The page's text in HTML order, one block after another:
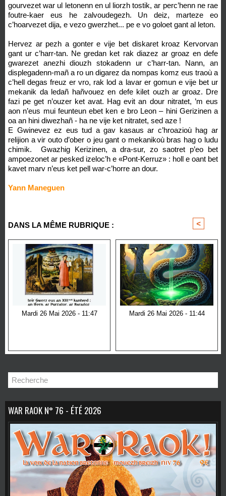
gourvezet war ul letonenn en ul liorzh tostik, ar perc’henn ne rae
foutre-kaer eus he zalvoudegezh. Un deiz, marteze eo
c’hoarvezet dija, e vezo gwerzhet... pe e vo goloet gant al leton.
Hervez ar pezh a gonter e vije bet diskaret kroaz Kervorvan
gant ur c’harr-tan. Ne gredan ket rak diazez ar groaz en defe
gwarezet anezhi diouzh stokadenn ur c’harr-tan. Nann, an
displegadenn-mañ a ro un digarez da nompas komz eus traoù a
c’hell degas freuz er vro, rak lod a lavar er gomun e vije bet ur
mekanik da ledañ hañvouez en defe kilet ouzh ar groaz. Dre
fazi pe get n’ouzer ket avat. Hag evit an dour nitratet, ’m eus
aon n’eus mui feunteun ebet ken e bro Leon – hini Gerizinen a
oa an hini diwezhañ - ha ne vije ket nitratet, sed aze !
E Gwinevez ez eus tud a gav kasaus ar c’hroazioù hag ar
relijion a vir outo d’ober o jeu gant o mekanikoù bras hag o ludu
chimik. Gwazhig Kerizinen, a dra-sur, zo saotret p’eo bet
ampoezonet ar pesked izeloc’h e «Pont-Kerruz» : holl e oant bet
kavet marv n’eus ket pell war-c’horre an dour.
Yann Maneguen
DANS LA MÊME RUBRIQUE : <
Mardi 26 Mai 2026 - 11:47 Mardi 26 Mai 2026 - 11:44
Transformation et de
WAR RAOK N° 76 - ÉTÉ 2026